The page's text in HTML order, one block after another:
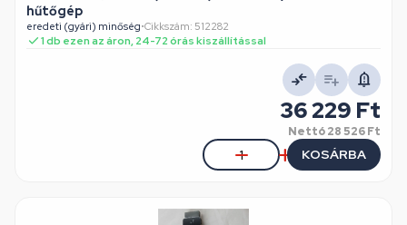
hűtőgép
eredeti (gyári) minőség•Cikkszám: 512282
1 db ezen az áron, 24-72 órás kiszállítással
36 229 Ft
Nettó28 526 Ft
KOSÁRBA